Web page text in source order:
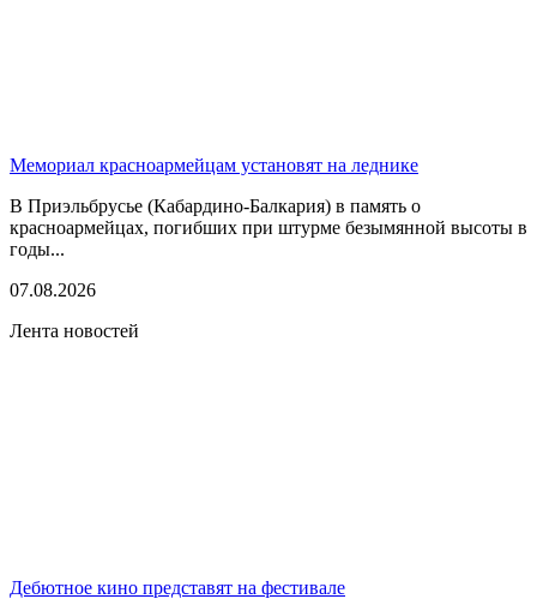
Мемориал красноармейцам установят на леднике
В Приэльбрусье (Кабардино-Балкария) в память о
красноармейцах, погибших при штурме безымянной высоты в
годы...
07.08.2026
Лента новостей
Дебютное кино представят на фестивале